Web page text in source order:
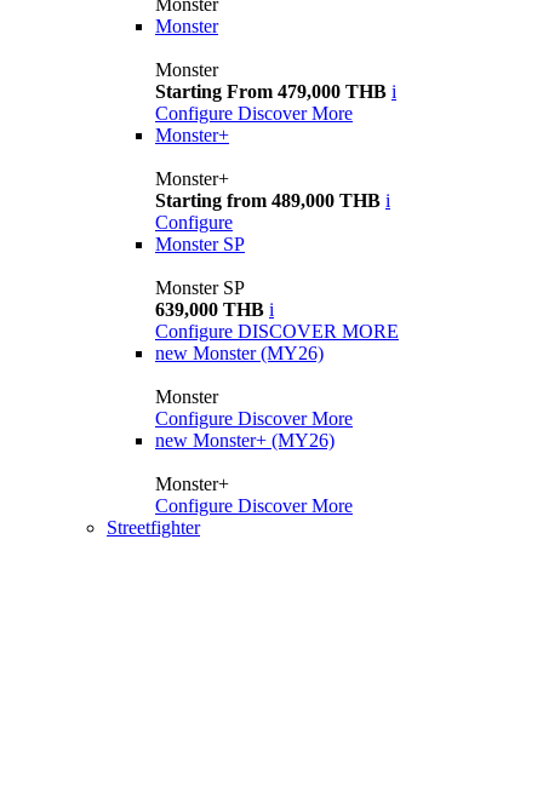
Monster
Monster
Starting From 479,000 THB i
Configure Discover More
Monster+
Monster+
Starting from 489,000 THB i
Configure
Monster SP
Monster SP
639,000 THB i
Configure DISCOVER MORE
new Monster (MY26)
Monster
Configure Discover More
new Monster+ (MY26)
Monster+
Configure Discover More
Streetfighter